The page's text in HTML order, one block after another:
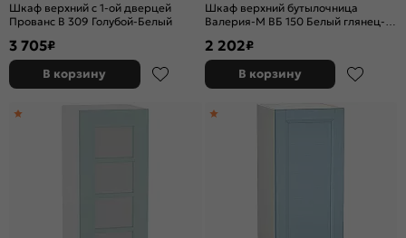
Шкаф верхний с 1-ой дверцей
Прованс В 309 Голубой-Белый
3 705₽
В корзину
Шкаф верхний бутылочница
Валерия-М ВБ 150 Белый глянец-
2 202₽
В корзину